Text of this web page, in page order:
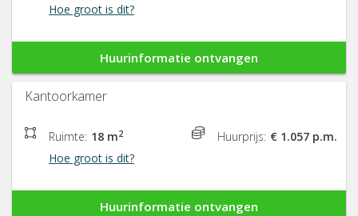
Hoe groot is dit?
Huurinformatie ontvangen
Kantoorkamer
Ruimte: 18 m2
Hoe groot is dit?
Huurprijs: € 1.057 p.m.
Huurinformatie ontvangen